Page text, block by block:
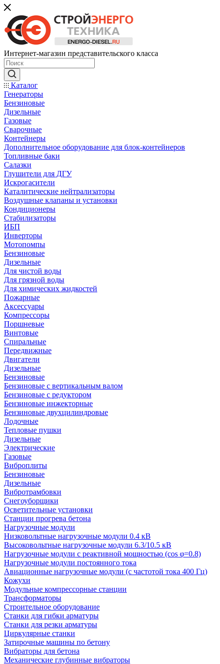
Интернет-магазин представительского класса
Каталог
Генераторы
Бензиновые
Дизельные
Газовые
Сварочные
Контейнеры
Дополнительное оборудование для блок-контейнеров
Топливные баки
Салазки
Глушители для ДГУ
Искрогасители
Каталитические нейтрализаторы
Воздушные клапаны и установки
Кондиционеры
Стабилизаторы
ИБП
Инверторы
Мотопомпы
Бензиновые
Дизельные
Для чистой воды
Для грязной воды
Для химических жидкостей
Пожарные
Аксессуары
Компрессоры
Поршневые
Винтовые
Спиральные
Передвижные
Двигатели
Дизельные
Бензиновые
Бензиновые с вертикальным валом
Бензиновые с редуктором
Бензиновые инжекторные
Бензиновые двухцилиндровые
Лодочные
Тепловые пушки
Дизельные
Электрические
Газовые
Виброплиты
Бензиновые
Дизельные
Вибротрамбовки
Снегоуборщики
Осветительные установки
Станции прогрева бетона
Нагрузочные модули
Низковольтные нагрузочные модули 0.4 кВ
Высоковольтные нагрузочные модули 6.3/10.5 кВ
Нагрузочные модули с реактивной мощностью (cos φ=0.8)
Нагрузочные модули постоянного тока
Авиационные нагрузочные модули (с частотой тока 400 Гц)
Кожухи
Модульные компрессорные станции
Трансформаторы
Строительное оборудование
Станки для гибки арматуры
Станки для резки арматуры
Циркулярные станки
Затирочные машины по бетону
Вибраторы для бетона
Механические глубинные вибраторы